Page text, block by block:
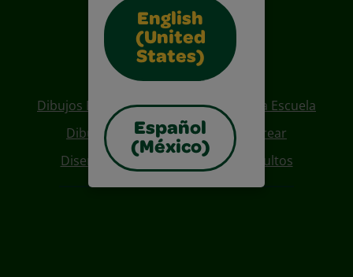
English
(United
States)
Español
(México)
Also of Interest
Dibujos Para Colorear De Regreso A La Escuela
Dibujos De Personajes Para Colorear
Diseños Para Coloreables Para Adultos